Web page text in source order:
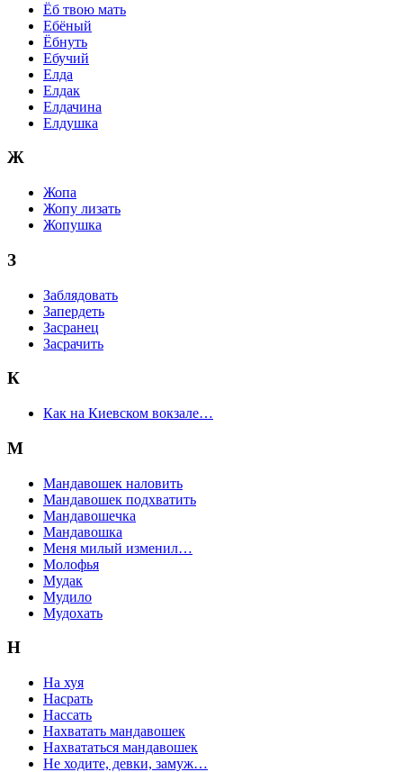
Ёб твою мать
Ебёный
Ёбнуть
Ебучий
Елда
Елдак
Елдачина
Елдушка
Ж
Жопа
Жопу лизать
Жопушка
З
Заблядовать
Запердеть
Засранец
Засрачить
К
Как на Киевском вокзале…
М
Мандавошек наловить
Мандавошек подхватить
Мандавошечка
Мандавошка
Меня милый изменил…
Молофья
Мудак
Мудило
Мудохать
Н
На хуя
Насрать
Нассать
Нахватать мандавошек
Нахвататься мандавошек
Не ходите, девки, замуж…